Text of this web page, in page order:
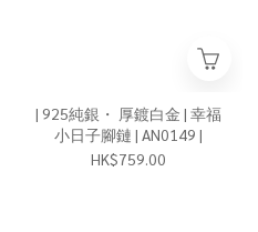
| 925純銀・ 厚鍍白金 | 幸福
小日子腳鏈 | AN0149 |
HK$759.00